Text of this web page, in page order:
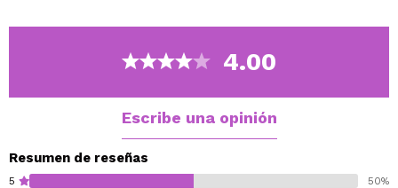
4.00
Escribe una opinión
Resumen de reseñas
5 50%